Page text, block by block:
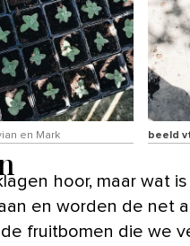
en Mark beeld
en worden de net
fruitbomen die we